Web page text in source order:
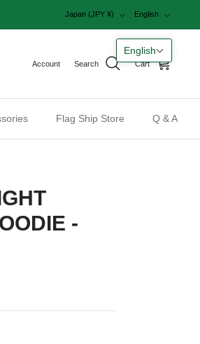
Japan (JPY ¥) English
Account Search Cart
Flag Ship Store Q & A
-
English